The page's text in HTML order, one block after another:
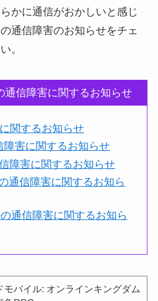
かに通信がおかしいと感じ
通信障害のお知らせをチェ
。
通信障害に関するお知らせ
関するお知らせ
障害に関するお知らせ
障害に関するお知らせ
通信障害に関するお知ら
通信障害に関するお知ら
モバイル: オンラインキングダム